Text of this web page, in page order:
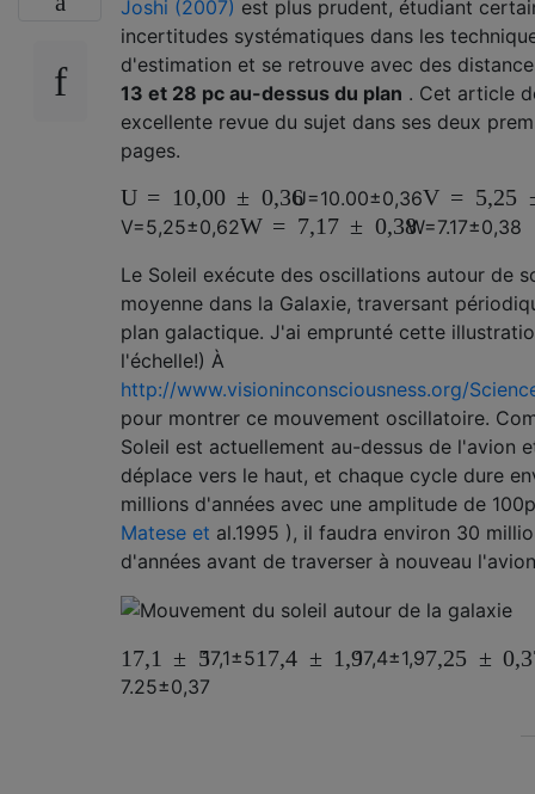
Joshi (2007) est plus prudent, étudiant
incertitudes systématiques dans les
d'estimation et se retrouve avec des
13 et 28 pc au-dessus du plan . Cet article
excellente revue du sujet dans ses deux
pages.
U = 10,00 ± 0,36
U=10.00±0,36V = 5,25
V=5,25±0,62W = 7,17 ± 0,38W=7.17±0,38
Le Soleil exécute des oscillations autour de
moyenne dans la Galaxie, traversant
plan galactique. J'ai emprunté cette
l'échelle!) À
http://www.visioninconsciousness.org/
pour montrer ce mouvement oscillatoire.
Soleil est actuellement au-dessus de l'avion
déplace vers le haut, et chaque cycle dure
millions d'années avec une amplitude de
Matese et al.1995 ), il faudra environ 30
d'années avant de traverser à nouveau
17,1 ± 517,1±517,4 ± 1,917,4±1,97,25 ±
7.25±0,37